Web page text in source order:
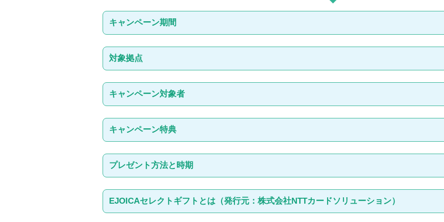
キャンペーン期間
2026年1月19日（月）～2026年3月31日（火）
※この期間中に、お友達が登録面談を完了された場合、キャンペーンの対象となります。
対象拠点
全国のヒューマンリソシア拠点拠点一覧
キャンペーン対象者
●ご紹介者（あなた）：派遣登録（登録面談）が完了していて、本キャンペーンの条件に該当するお友達をご
●お友達 ：以下のすべての条件に当てはまる方
(3)登録面談時に、ご紹介者のお名前（フルネーム）とスタッフNO.をお伝え頂ける方
（ご紹介者に確認のお電話をさせていただく場合がございます。予めご了承ください。）
キャンペーン特典
●特典1：あなたのご紹介でお友達が登録の面談を完了すると、あなたとお友達それぞれに、5,000円分の「
●特典2 ：さらにそのお友達が2026年4月30日までにお仕事を開始し、就業開始月を含めて2か月就業すると
プレゼント方法と時期
キャンペーン特典対象のお知らせは、特典プレゼント（ギフトID）のメール送信をもって代えさせていただ
特典は、ご登録いただいているメールアドレスにお送りしますので、メールアドレスは必ずご登録ください。
メールアドレスがない場合はプレゼント対象外となります。
EJOICAセレクトギフトとは（発行元：株式会社NTTカードソリューション）